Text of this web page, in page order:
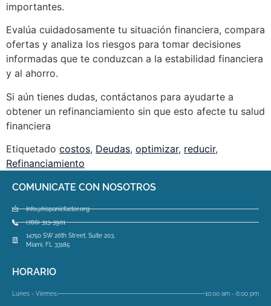
importantes.
Evalúa cuidadosamente tu situación financiera, compara
ofertas y analiza los riesgos para tomar decisiones
informadas que te conduzcan a la estabilidad financiera
y al ahorro.
Si aún tienes dudas, contáctanos para ayudarte a
obtener un refinanciamiento sin que esto afecte tu salud
financiera
Etiquetado costos, Deudas, optimizar, reducir,
Refinanciamiento
COMUNICATE CON NOSOTROS
Info@hispanicfactor.org
(786) 313-3901
14750 SW 26th Street, Suite 203,
Miami, FL 33185
HORARIO
Lunes - Viernes: 10:00 am - 6:00 pm